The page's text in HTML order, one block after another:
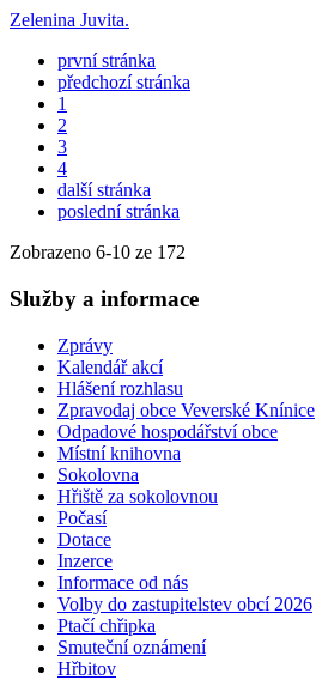
Zelenina Juvita.
první stránka
předchozí stránka
1
2
3
4
další stránka
poslední stránka
Zobrazeno 6-10 ze 172
Služby a informace
Zprávy
Kalendář akcí
Hlášení rozhlasu
Zpravodaj obce Veverské Knínice
Odpadové hospodářství obce
Místní knihovna
Sokolovna
Hřiště za sokolovnou
Počasí
Dotace
Inzerce
Informace od nás
Volby do zastupitelstev obcí 2026
Ptačí chřipka
Smuteční oznámení
Hřbitov